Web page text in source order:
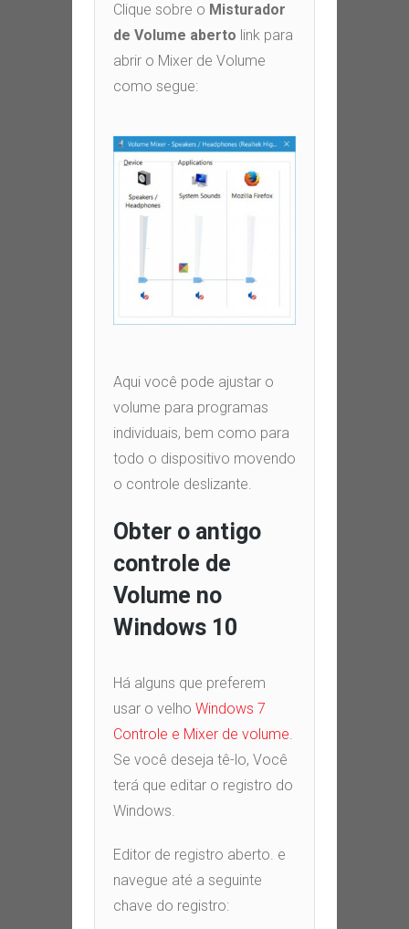
Clique sobre o Misturador
de Volume aberto link para
abrir o Mixer de Volume
como segue:
Aqui você pode ajustar o
volume para programas
individuais, bem como para
todo o dispositivo movendo
o controle deslizante.
Obter o antigo
controle de
Volume no
Windows 10
Há alguns que preferem
usar o velho Windows 7
Controle e Mixer de volume.
Se você deseja tê-lo, Você
terá que editar o registro do
Windows.
Editor de registro aberto. e
navegue até a seguinte
chave do registro: